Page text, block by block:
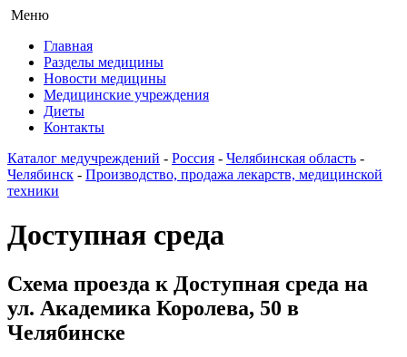
Меню
Главная
Разделы медицины
Новости медицины
Медицинские учреждения
Диеты
Контакты
Каталог медучреждений - Россия - Челябинская область -
Челябинск - Производство, продажа лекарств, медицинской
техники
Доступная среда
Схема проезда к Доступная среда на
ул. Академика Королева, 50 в
Челябинске